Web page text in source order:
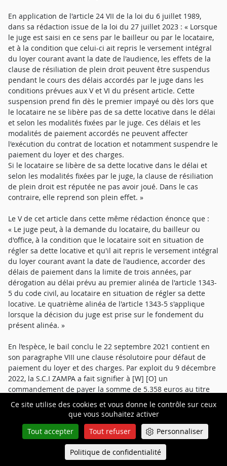
Ce site utilise des cookies et vous donne le contrôle sur ceux
que vous souhaitez activer
Tout accepter
Tout refuser Personnaliser
Politique de confidentialité
En application de l'article 24 VII de la loi du 6 juillet 1989,
dans sa rédaction issue de la loi du 27 juillet 2023 : « Lorsque
le juge est saisi en ce sens par le bailleur ou par le locataire,
et à la condition que celui-ci ait repris le versement intégral
du loyer courant avant la date de l'audience, les effets de la
clause de résiliation de plein droit peuvent être suspendus
pendant le cours des délais accordés par le juge dans les
conditions prévues aux V et VI du présent article. Cette
suspension prend fin dès le premier impayé ou dès lors que
le locataire ne se libère pas de sa dette locative dans le délai
et selon les modalités fixées par le juge. Ces délais et les
modalités de paiement accordés ne peuvent affecter
l'exécution du contrat de location et notamment suspendre le
paiement du loyer et des charges.
Si le locataire se libère de sa dette locative dans le délai et
selon les modalités fixées par le juge, la clause de résiliation
de plein droit est réputée ne pas avoir joué. Dans le cas
contraire, elle reprend son plein effet. »
Le V de cet article dans cette même rédaction énonce que :
« Le juge peut, à la demande du locataire, du bailleur ou
d'office, à la condition que le locataire soit en situation de
régler sa dette locative et qu'il ait repris le versement intégral
du loyer courant avant la date de l'audience, accorder des
délais de paiement dans la limite de trois années, par
dérogation au délai prévu au premier alinéa de l'article 1343-
5 du code civil, au locataire en situation de régler sa dette
locative. Le quatrième alinéa de l'article 1343-5 s'applique
lorsque la décision du juge est prise sur le fondement du
présent alinéa. »
En l’espèce, le bail conclu le 22 septembre 2021 contient en
son paragraphe VIII une clause résolutoire pour défaut de
paiement du loyer et des charges. Par exploit du 9 décembre
2022, la S.C.I ZAMPA a fait signifier à [W] [O] un
commandement de payer la somme de 5.358 euros au titre
des loyers et charges impayés au 2 décembre 2022,
mensualité de décembre non comprise.
Au regard du décompte actualisé au mois d’octobre 2024
produit par la S.C.I ZAMPA, les causes du commandement de
payer n'ont pas été régularisées dans le délai de deux mois
Queue-Fair